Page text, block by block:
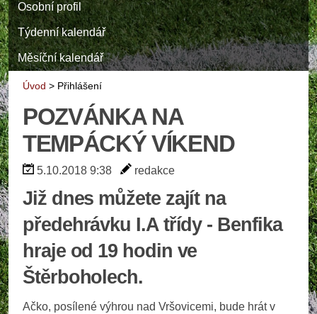
Osobní profil
Týdenní kalendář
Měsíční kalendář
Úvod > Přihlášení
POZVÁNKA NA
TEMPÁCKÝ VÍKEND
5.10.2018 9:38 redakce
Již dnes můžete zajít na
předehrávku I.A třídy - Benfika
hraje od 19 hodin ve
Štěrboholech.
Ačko, posílené výhrou nad Vršovicemi, bude hrát v